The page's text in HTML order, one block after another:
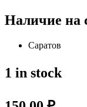
Наличие на
Саратов
1 in stock